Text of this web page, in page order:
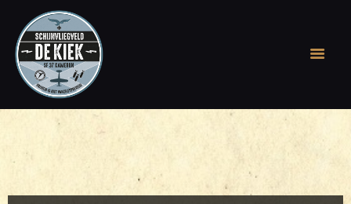
WELKOM OP DE KIEK
GESCHIEDENIS
ONTDEK DE APP
STICHTING
KIEK
BEVRIJDINGSFEEST